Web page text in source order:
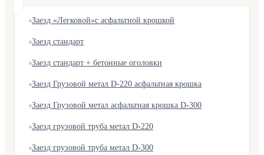
Заезд «Легковой»с асфальтной крошкой
Заезд стандарт
Заезд стандарт + бетонные оголовки
Заезд Грузовой метал D-220 асфальтная крошка
Заезд Грузовой метал асфальтная крошка D-300
Заезд грузовой труба метал D-220
Заезд грузовой труба метал D-300